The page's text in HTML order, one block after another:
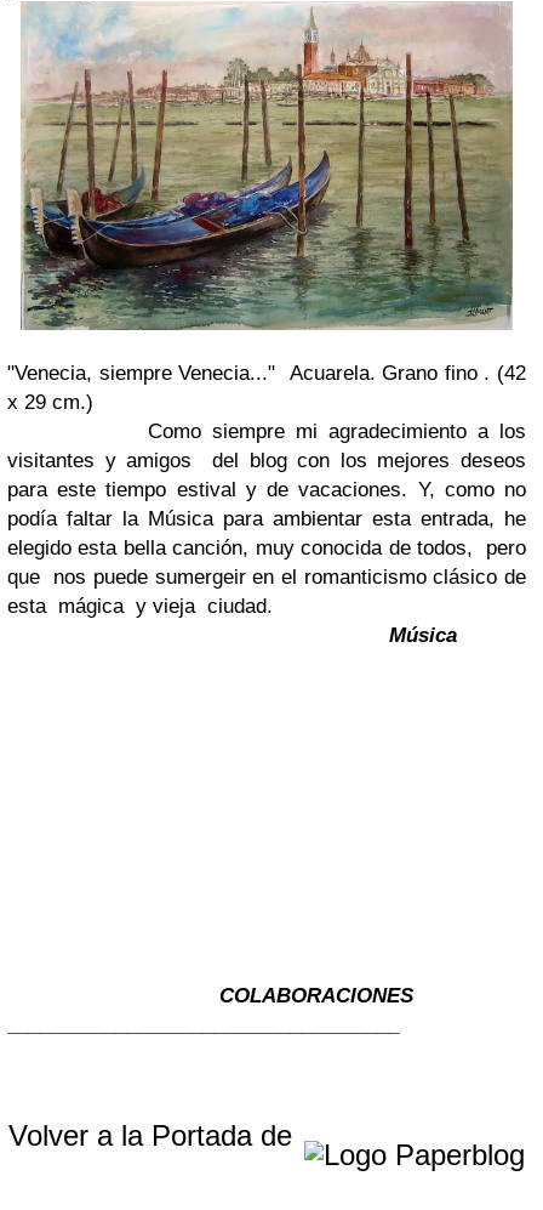
"Venecia, siempre Venecia..."
Acuarela. Grano fino . (42
x 29 cm.)
Como siempre mi agradecimiento a los
visitantes y amigos del blog con los mejores deseos
para este tiempo estival y de vacaciones. Y, como no
podía faltar la Música para ambientar esta entrada, he
elegido esta bella canción, muy conocida de todos, pero
que nos puede sumergeir en el romanticismo clásico de
esta mágica y vieja ciudad.
Música
COLABORACIONES
Volver a la Portada de